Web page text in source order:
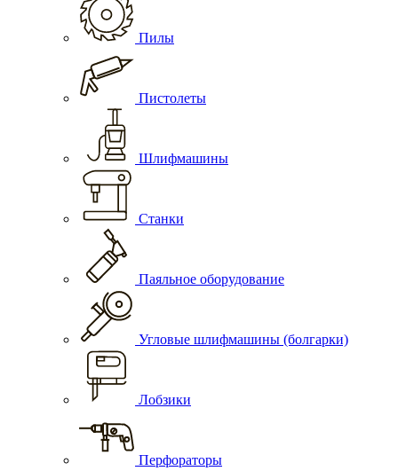
Пилы
Пистолеты
Шлифмашины
Станки
Паяльное оборудование
Угловые шлифмашины (болгарки)
Лобзики
Перфораторы